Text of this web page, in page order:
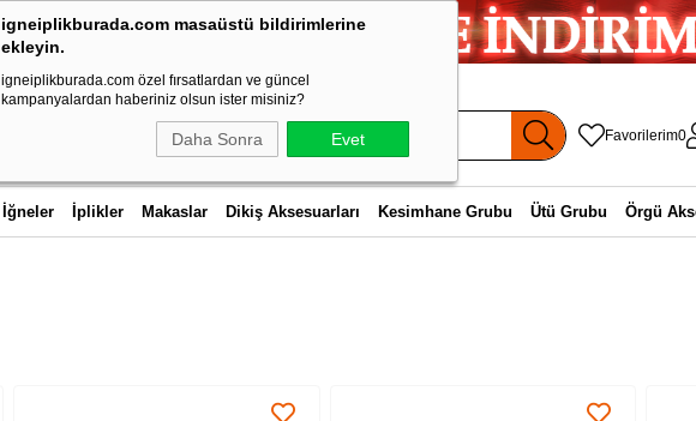
igneiplikburada.com masaüstü bildirimlerine
ekleyin.
igneiplikburada.com özel fırsatlardan ve güncel
kampanyalardan haberiniz olsun ister misiniz?
Daha Sonra Evet Favorilerim0
İğneler İplikler Makaslar Dikiş Aksesuarları Kesimhane Grubu Ütü Grubu Örgü